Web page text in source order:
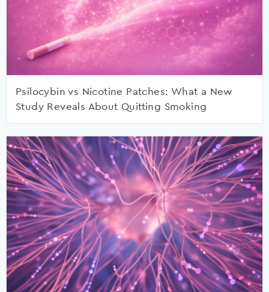
Psilocybin vs Nicotine Patches: What a New
Study Reveals About Quitting Smoking